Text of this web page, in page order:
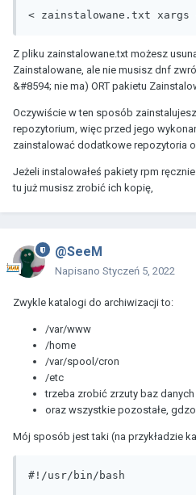
< zainstalowane.txt
Z pliku zainstalowane.txt możesz
Zainstalowane, ale nie musisz dnf
&#8594; nie ma) ORT pakietu
Oczywiście w ten sposób
repozytorium, więc przed jego
zainstalować dodatkowe repozytoria
Jeżeli instalowałeś pakiety rpm
tu już musisz zrobić ich kopię,
@SeeM
Napisano Styczeń 5, 2022
Zwykle katalogi do archiwizacji to:
/var/www
/home
/var/spool/cron
/etc
trzeba zrobić zrzuty baz danych
oraz wszystkie pozostałe,
Mój sposób jest taki (na przykładzie
#!/usr/bin/bash